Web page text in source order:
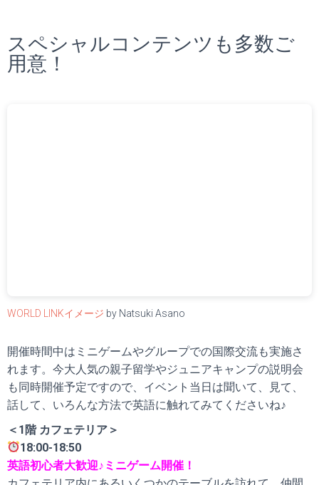
スペシャルコンテンツも多数ご
用意！
WORLD LINKイメージ by Natsuki Asano
開催時間中はミニゲームやグループでの国際交流も実施さ
れます。今大人気の親子留学やジュニアキャンプの説明会
も同時開催予定ですので、イベント当日は聞いて、見て、
話して、いろんな方法で英語に触れてみてくださいね♪
＜1階 カフェテリア＞
18:00-18:50
英語初心者大歓迎♪ミニゲーム開催！